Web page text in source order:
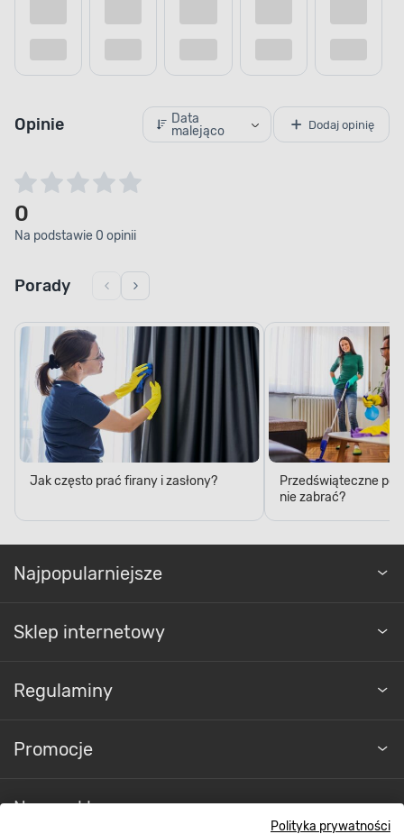
Polityka prywatności
malejąco
Dodaj opinię
0
Na podstawie 0 opinii
Jak często prać firany i zasłony?
Przedświąteczne
nie zabrać?